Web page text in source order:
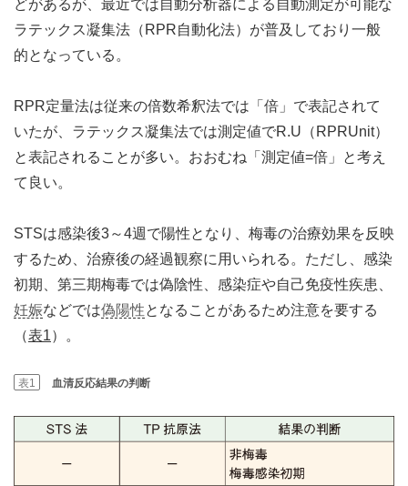
どがあるが、最近では自動分析器による自動測定が可能な
ラテックス凝集法（RPR自動化法）が普及しており一般
的となっている。
RPR定量法は従来の倍数希釈法では「倍」で表記されて
いたが、ラテックス凝集法では測定値でR.U（RPRUnit）
と表記されることが多い。おおむね「測定値=倍」と考え
て良い。
STSは感染後3～4週で陽性となり、梅毒の治療効果を反映
するため、治療後の経過観察に用いられる。ただし、感染
初期、第三期梅毒では偽陰性、感染症や自己免疫性疾患、
妊娠などでは偽陽性となることがあるため注意を要する
（表1）。
表1 血清反応結果の判断